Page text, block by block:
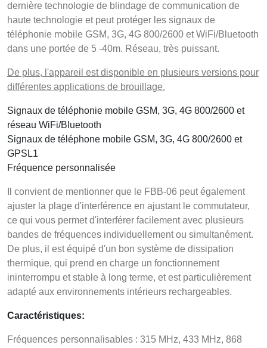
dernière technologie de blindage de communication de
haute technologie et peut protéger les signaux de
téléphonie mobile GSM, 3G, 4G 800/2600 et WiFi/Bluetooth
dans une portée de 5 -40m. Réseau, très puissant.
De plus, l'appareil est disponible en plusieurs versions pour
différentes applications de brouillage.
Signaux de téléphonie mobile GSM, 3G, 4G 800/2600 et
réseau WiFi/Bluetooth
Signaux de téléphone mobile GSM, 3G, 4G 800/2600 et
GPSL1
Fréquence personnalisée
Il convient de mentionner que le FBB-06 peut également
ajuster la plage d'interférence en ajustant le commutateur,
ce qui vous permet d'interférer facilement avec plusieurs
bandes de fréquences individuellement ou simultanément.
De plus, il est équipé d'un bon système de dissipation
thermique, qui prend en charge un fonctionnement
ininterrompu et stable à long terme, et est particulièrement
adapté aux environnements intérieurs rechargeables.
Caractéristiques:
Fréquences personnalisables : 315 MHz, 433 MHz, 868